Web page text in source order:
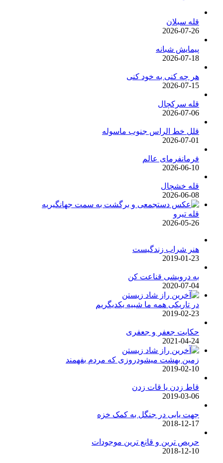
قله سبلان
2026-07-26
پیمایش شبانه
2026-07-18
هر چه کنی به خود کنی
2026-07-15
قله سرکچال
2026-07-06
قلل خط الراس جنوب ماسوله
2026-07-01
فرمانفرمای عالم
2026-06-10
قله خشچال
2026-06-08
قله تیرو
2026-05-26
هنر شراب زندگیست
2019-01-23
به درویشی قناعت کن
2020-07-04
در تاریکی همه ما شبیه یکدیگریم
2019-02-23
حکایت جعفر و جعفری
2021-04-24
زمین بهشت میشودروزی که مردم بفهمند
2019-02-10
قاط زدن یا قات زدن
2019-03-06
جهت یابی در جنگل به کمک خزه
2018-12-17
حریص ترین و قانع ترین موجودات
2018-12-10